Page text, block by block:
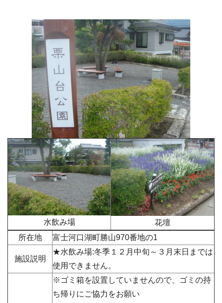
水飲み場
花壇
所在地
富士河口湖町勝山970番地の1
施設説明
★水飲み場:冬季１２月中旬～３月末日までは
使用できません。
※ゴミ箱を設置していませんので、ゴミの持
ち帰りにご協力をお願い